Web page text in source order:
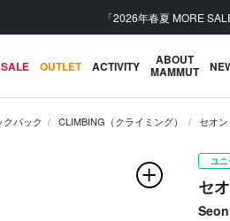
「2026年春夏 MORE
SALE OUTLET ACTIVITY ABOUT
MAMMUT
クパック CLIMBING（クライミング） セオ
ユ
セ